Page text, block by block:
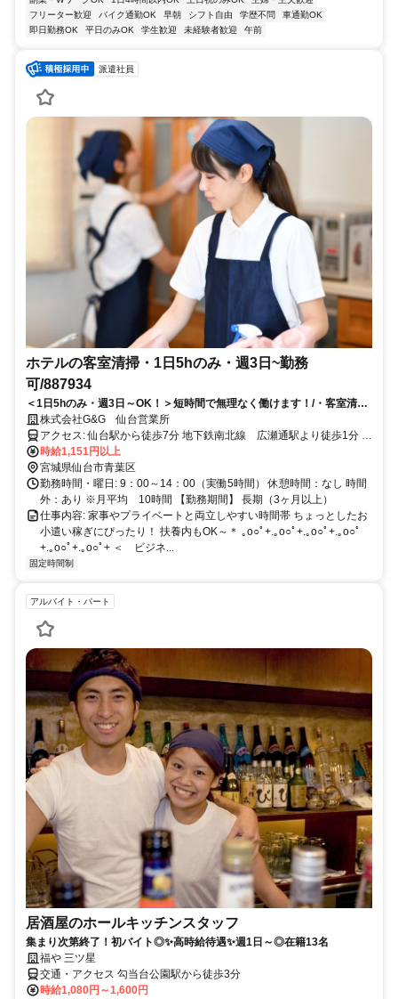
フリーター歓迎
バイク通勤OK 早朝 シフト自由 学歴不問
車通勤OK
即日勤務OK
平日のみOK 学生歓迎 未経験者歓迎 午前
派遣社員
ホテルの客室清掃・1日5hのみ・週3日~勤務
可/887934
＜1日5hのみ・週3日～OK！＞短時間で無理なく働けます！/・客室清掃
の実務経験がある方→未経験の方もご相談ください！/仙台駅から徒歩7
分 広瀬通駅より徒歩1分錦町公園から徒歩3分バイク・自転車での通勤
OK！/！日払いOK⭕️＜おうちでラクラクWEB登録⭐️履歴書不要♪＞
株式会社G&G 仙台営業所
アクセス: 仙台駅から徒歩7分 地下鉄南北線 広瀬通駅より徒歩1分 錦
時給1,151円以上
宮城県仙台市青葉区
勤務時間・曜日: 9：00～14：00（実働5時間） 休憩時間：なし 時間
外：あり ※月平均 10時間 【勤務期間】 長期（3ヶ月以上）
仕事内容: 家事やプライベートと両立しやすい時間帯 ちょっとしたお
小遣い稼ぎにぴったり！ 扶養内もOK～＊ ｡o○ﾟ+.｡o○ﾟ+.｡o○ﾟ+.｡o○ﾟ
+.｡o○ﾟ+.｡o○ﾟ+ ＜ ビジネ...
固定時間制
アルバイト・パート
居酒屋のホールキッチンスタッフ
集まり次第終了！初バイト◎✨高時給待遇✨週1日～◎在籍13名
福や 三ツ星
交通・アクセス 勾当台公園駅から徒歩3分
時給1,080円～1,600円